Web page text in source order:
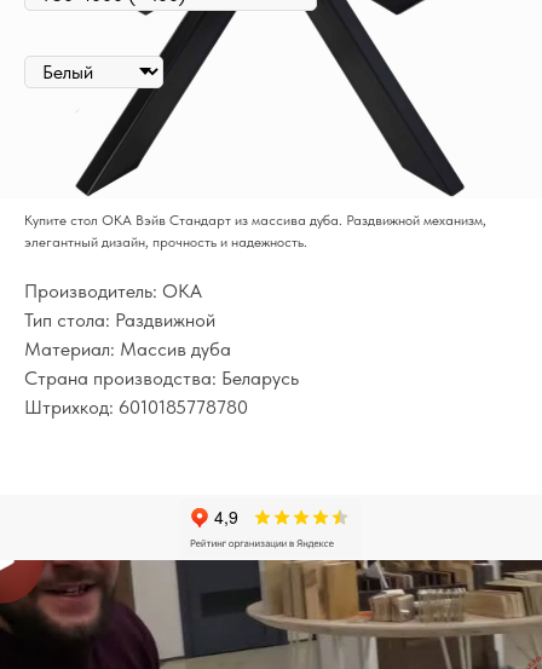
ВЫБОР ЦВЕТА НОЖЕК
Оформить предварительный заказ
Купите стол ОКА Вэйв Стандарт из массива дуба. Раздвижной механизм,
элегантный дизайн, прочность и надежность.
Производитель: ОКА
Тип стола: Раздвижной
Материал: Массив дуба
Страна производства: Беларусь
Штрихкод: 6010185778780